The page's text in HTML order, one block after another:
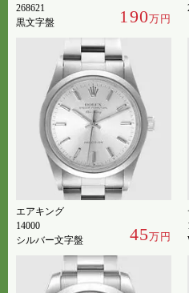
268621
黒文字盤
190万円
エアキング
14000
シルバー文字盤
45万円